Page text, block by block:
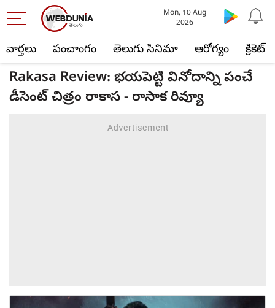
వార్తలు పంచాంగం తెలుగు సినిమా ఆరోగ్యం క్రికెట్
Mon, 10 Aug
2026
Rakasa Review: భయపెట్టి వినోదాన్ని పంచే
డీసెంట్ చిత్రం రాకాస - రాసాక రివ్యూ